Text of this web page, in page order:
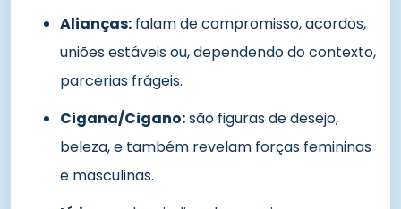
Alianças: falam de compromisso, acordos,
uniões estáveis ou, dependendo do contexto,
parcerias frágeis.
Cigana/Cigano:são figuras de desejo,
beleza, e também revelam forças femininas
e masculinas.